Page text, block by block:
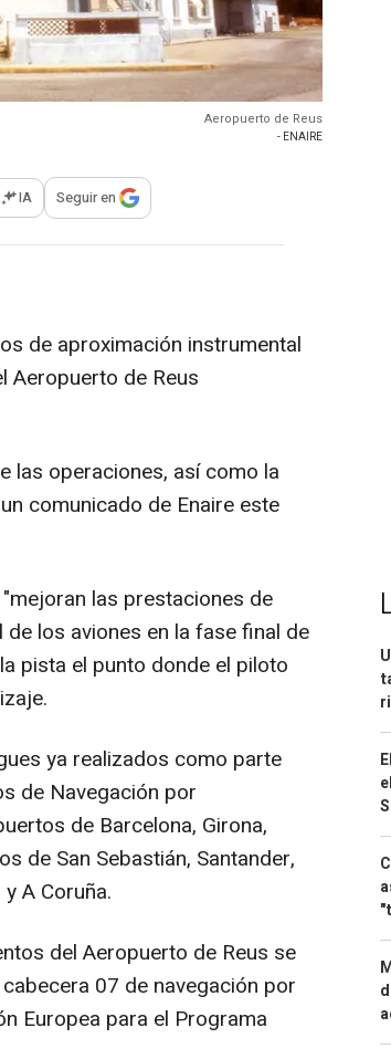
Aeropuerto de Reus
- ENAIRE
opciones para compartir
IA Seguir en
de aproximación instrumental
Aeropuerto de Reus
las operaciones, así como la
comunicado de Enaire este
las prestaciones de
los aviones en la fase final de
pista el punto donde el piloto
ya realizados como parte
de Navegación por
de Barcelona, Girona,
de San Sebastián, Santander,
A Coruña.
del Aeropuerto de Reus se
07 de navegación por
Europea para el Programa